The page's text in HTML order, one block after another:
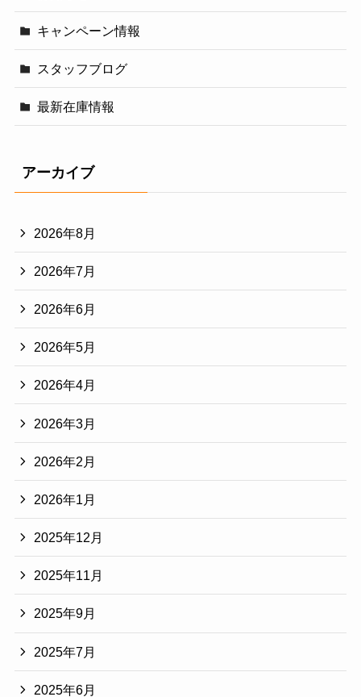
キャンペーン情報
スタッフブログ
最新在庫情報
アーカイブ
2026年8月
2026年7月
2026年6月
2026年5月
2026年4月
2026年3月
2026年2月
2026年1月
2025年12月
2025年11月
2025年9月
2025年7月
2025年6月